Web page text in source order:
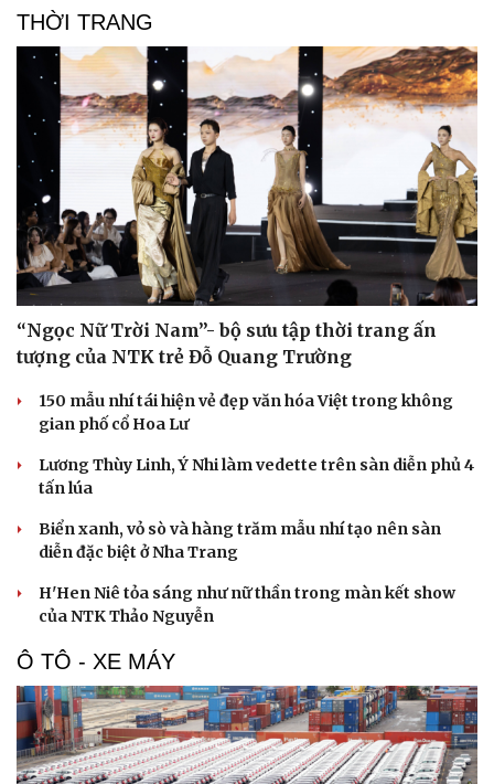
Tư vấn
Săn Tour
check-in
Câu chuyện thời
Cửa sổ tình yêu
THỜI TRANG
“Ngọc Nữ Trời Nam”- bộ sưu tập thời trang ấn
tượng của NTK trẻ Đỗ Quang Trường
150 mẫu nhí tái hiện vẻ đẹp văn hóa Việt trong không
gian phố cổ Hoa Lư
Lương Thùy Linh, Ý Nhi làm vedette trên sàn diễn phủ 4
tấn lúa
Biển xanh, vỏ sò và hàng trăm mẫu nhí tạo nên sàn
diễn đặc biệt ở Nha Trang
H'Hen Niê tỏa sáng như nữ thần trong màn kết show
của NTK Thảo Nguyễn
Ô TÔ - XE MÁY